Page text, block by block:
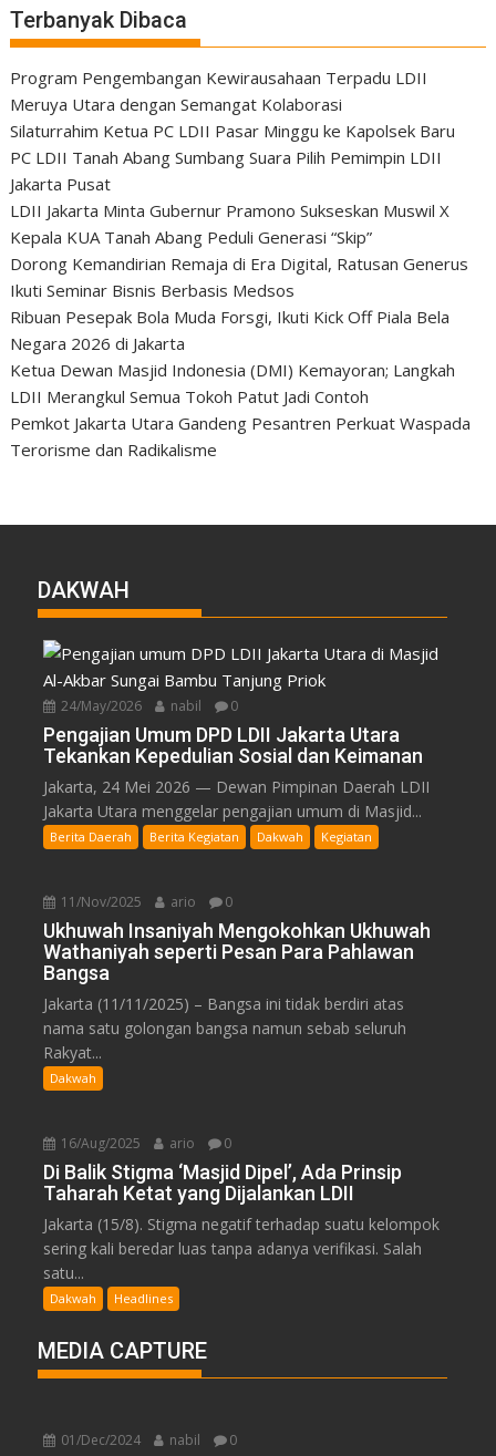
Terbanyak Dibaca
Program Pengembangan Kewirausahaan Terpadu LDII
Meruya Utara dengan Semangat Kolaborasi
Silaturrahim Ketua PC LDII Pasar Minggu ke Kapolsek Baru
PC LDII Tanah Abang Sumbang Suara Pilih Pemimpin LDII
Jakarta Pusat
LDII Jakarta Minta Gubernur Pramono Sukseskan Muswil X
Kepala KUA Tanah Abang Peduli Generasi “Skip”
Dorong Kemandirian Remaja di Era Digital, Ratusan Generus
Ikuti Seminar Bisnis Berbasis Medsos
Ribuan Pesepak Bola Muda Forsgi, Ikuti Kick Off Piala Bela
Negara 2026 di Jakarta
Ketua Dewan Masjid Indonesia (DMI) Kemayoran; Langkah
LDII Merangkul Semua Tokoh Patut Jadi Contoh
Pemkot Jakarta Utara Gandeng Pesantren Perkuat Waspada
Terorisme dan Radikalisme
DAKWAH
24/May/2026 nabil 0
Pengajian Umum DPD LDII Jakarta Utara
Tekankan Kepedulian Sosial dan Keimanan
Jakarta, 24 Mei 2026 — Dewan Pimpinan Daerah LDII
Jakarta Utara menggelar pengajian umum di Masjid...
Berita Daerah Berita Kegiatan Dakwah Kegiatan
11/Nov/2025 ario 0
Ukhuwah Insaniyah Mengokohkan Ukhuwah
Wathaniyah seperti Pesan Para Pahlawan
Bangsa
Jakarta (11/11/2025) – Bangsa ini tidak berdiri atas
nama satu golongan bangsa namun sebab seluruh
Rakyat...
Dakwah
16/Aug/2025 ario 0
Di Balik Stigma ‘Masjid Dipel’, Ada Prinsip
Taharah Ketat yang Dijalankan LDII
Jakarta (15/8). Stigma negatif terhadap suatu kelompok
sering kali beredar luas tanpa adanya verifikasi. Salah
satu...
Dakwah Headlines
MEDIA CAPTURE
01/Dec/2024 nabil 0